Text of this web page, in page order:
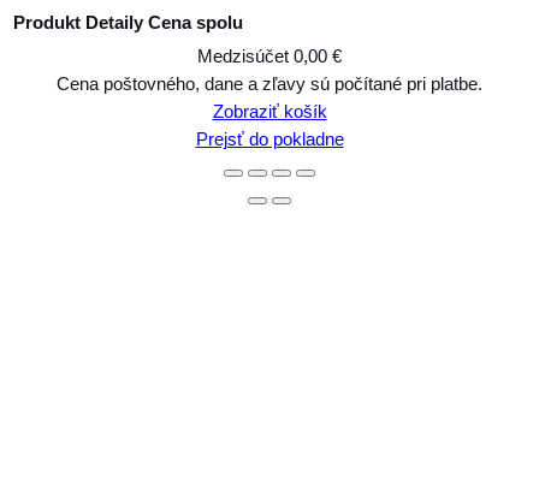
Produkty
Produkt Detaily Cena spolu
Medzisúčet 0,00 €
Cena poštovného, dane a zľavy sú počítané pri platbe.
Zobraziť košík
Prejsť do pokladne